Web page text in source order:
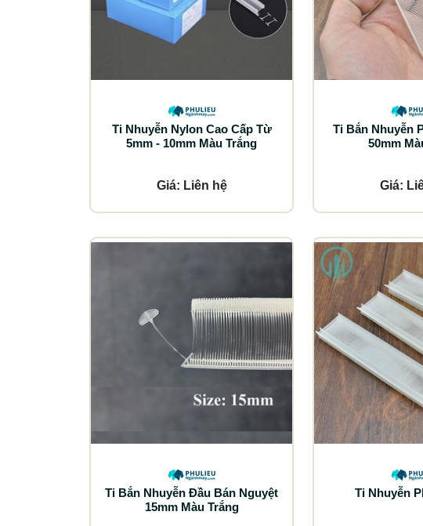
Ti Nhuyễn Nylon Cao Cấp Từ
5mm - 10mm Màu Trắng
Giá: Liên hệ
Ti Bắn Nhuyễn
50mm
Giá:
Ti Bắn Nhuyễn Đầu Bán Nguyệt
15mm Màu Trắng
Ti Nhuyễn